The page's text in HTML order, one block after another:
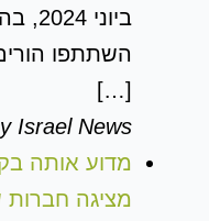
השתתפו
[…]
Israel News
מציגה